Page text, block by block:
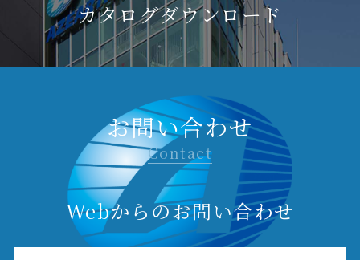
カタログダウンロード
お問い合わせ
Contact
Webからのお問い合わせ